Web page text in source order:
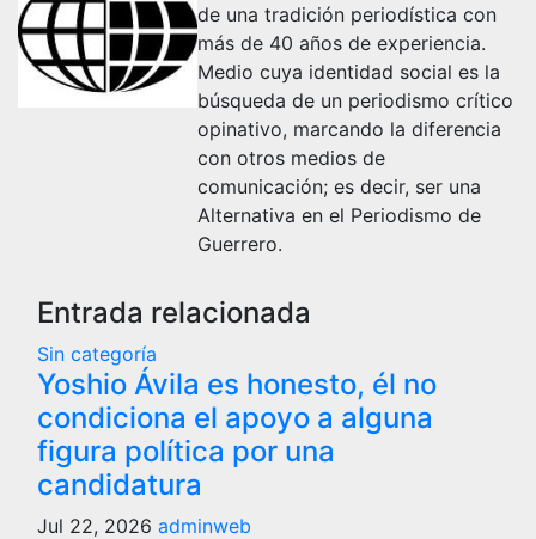
de una tradición periodística con
más de 40 años de experiencia.
Medio cuya identidad social es la
búsqueda de un periodismo crítico
opinativo, marcando la diferencia
con otros medios de
comunicación; es decir, ser una
Alternativa en el Periodismo de
Guerrero.
Entrada relacionada
Sin categoría
Yoshio Ávila es honesto, él no
condiciona el apoyo a alguna
figura política por una
candidatura
Jul 22, 2026 adminweb